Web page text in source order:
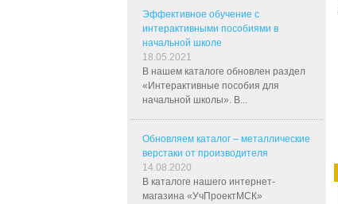
Эффективное обучение с
интерактивными пособиями в
начальной школе
18.05.2021
В нашем каталоге обновлен раздел
«Интерактивные пособия для
начальной школы». В...
Обновляем каталог – металлические
верстаки от производителя
14.08.2020
В каталоге нашего интернет-
магазина «УчПроектМСК»